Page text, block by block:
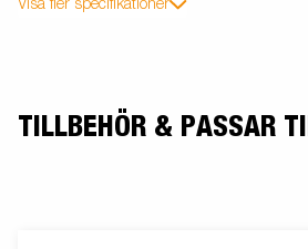
Visa fler specifikationer
TILLBEHÖR & PASSAR